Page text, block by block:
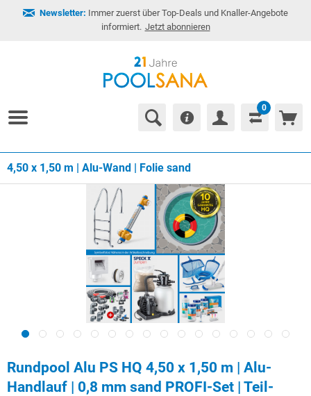
Newsletter: Immer zuerst über Top-Deals und Knaller-Angebote
informiert. Jetzt abonnieren
0
4,50 x 1,50 m | Alu-Wand | Folie sand
Rundpool Alu PS HQ 4,50 x 1,50 m | Alu-
Handlauf | 0,8 mm sand PROFI-Set | Teil-